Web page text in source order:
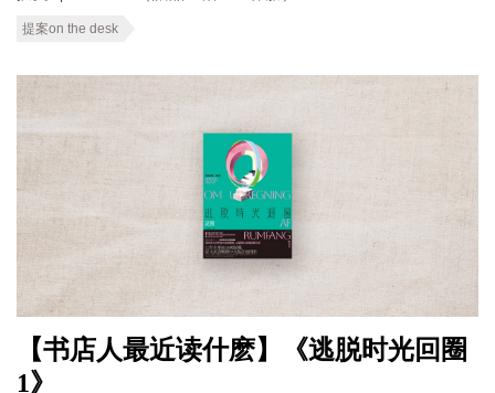
提案on the desk
【书店人最近读什麽】《逃脱时光回圈
1》